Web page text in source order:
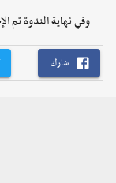
وفي نهاية الندوة تم
شارك